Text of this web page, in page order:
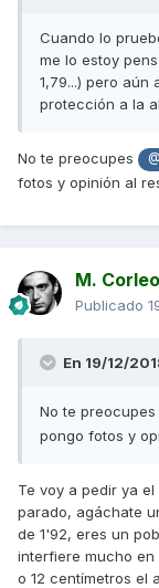
Cuando lo
me lo estoy
1,79...) pero aún
protección a la
No te preocupes
fotos y opinión al
M.
Publicado
En 19/12/
No te preocupes
pongo fotos y
Te voy a pedir ya
parado, agáchate
de 1'92, eres un
interfiere mucho en
o 12 centímetros el